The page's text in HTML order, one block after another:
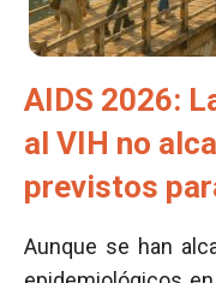
AIDS 2026:
al VIH no
previstos
Aunque se han